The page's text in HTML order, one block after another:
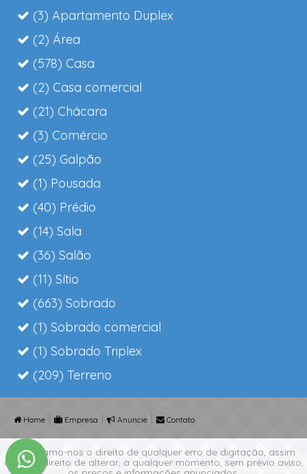
(3) Apartamento Duplex
(2) Área
(578) Casa
(2) Casa comercial
(21) Chácara
(3) Comércio
(25) Galpão
(1) Pousada
(40) Prédio
(14) Sala
(36) Salão
(11) Sítio
(663) Sobrado
(1) Sobrado comercial
(1) Sobrado Triplex
(209) Terreno
Home Empresa Anuncie Contato
Reservamo-nos o direito de qualquer erro de digitação, assim
como o direito de alterar, a qualquer momento, sem prévio aviso,